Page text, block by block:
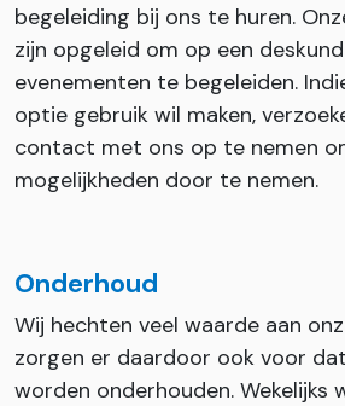
begeleiding bij ons te huren.
zijn opgeleid om op een
evenementen te begeleiden.
optie gebruik wil maken,
contact met ons op te nemen
mogelijkheden door te nemen.
Onderhoud
Wij hechten veel waarde aan
zorgen er daardoor ook voor
worden onderhouden. Wekelijks